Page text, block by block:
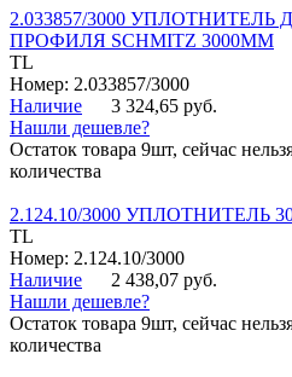
2.033857/3000
ПРОФИЛЯ SCHMITZ 3000ММ
TL
Номер: 2.033857/3000
Наличие
3 324,65 руб.
Нашли дешевле?
Остаток товара 9шт, сейчас
количества
2.124.10/3000 УПЛОТНИТЕЛЬ
TL
Номер: 2.124.10/3000
Наличие
2 438,07 руб.
Нашли дешевле?
Остаток товара 9шт, сейчас
количества